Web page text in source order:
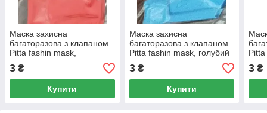
Маска захисна
багаторазова з клапаном
Pitta fashin mask,
червоний
3 ₴
Купити
Маска захисна
багаторазова з клапаном
Pitta fashin mask, голубий
3₴
Купити
3 ₴